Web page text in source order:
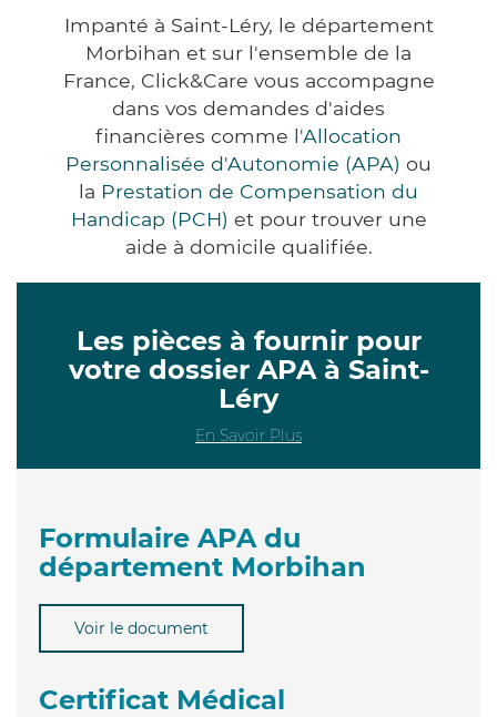
Impanté à Saint-Léry, le département
Morbihan et sur l'ensemble de la
France, Click&Care vous accompagne
dans vos demandes d'aides
financières comme l'Allocation
Personnalisée d'Autonomie (APA) ou
la Prestation de Compensation du
Handicap (PCH) et pour trouver une
aide à domicile qualifiée.
Les pièces à fournir pour
votre dossier APA à Saint-
Léry
En Savoir Plus
Formulaire APA du
département Morbihan
Voir le document
Certificat Médical